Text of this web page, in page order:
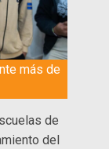
más de
de
del